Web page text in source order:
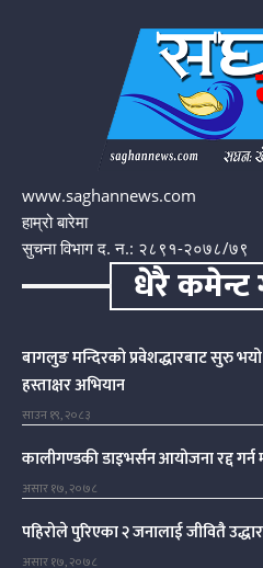
www.saghannews.com
हाम्रो बारेमा
सुचना विभाग द. न.: २८९१-२०७८/७९
धेरै कमेन्ट
बागलुङ मन्दिरको प्रवेशद्धारबाट सुरु
हस्ताक्षर अभियान
साउन १९, २०८३
कालीगण्डकी डाइभर्सन आयोजना रद्द गर्न
असार १७, २०७८
पहिरोले पुरिएका २ जनालाई जीवितै उद्धार
असार १७, २०७८